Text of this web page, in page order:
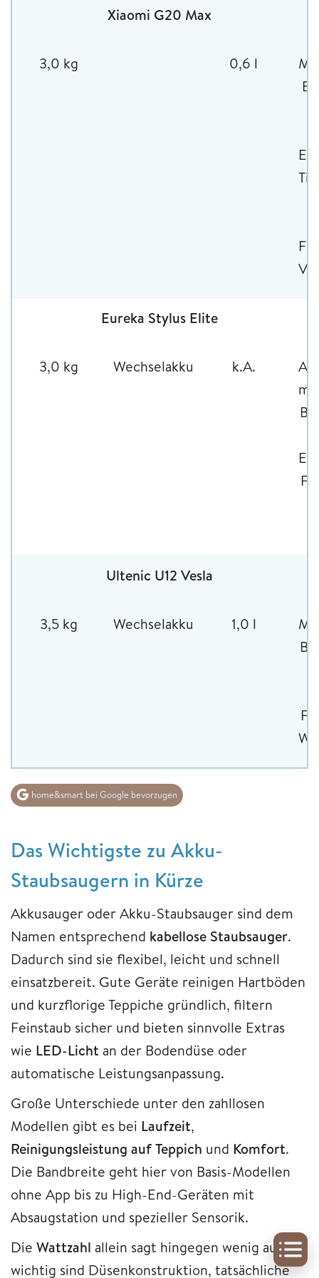
Xiaomi G20 Max
3,0 kg 0,6 l
Eureka Stylus Elite
3,0 kg Wechselakku k.A.
Ultenic U12 Vesla
3,5 kg Wechselakku 1,0 l
home&smart bei Google bevorzugen
Das Wichtigste zu Akku-
Staubsaugern in Kürze
Akkusauger oder Akku-Staubsauger sind dem
Namen entsprechend kabellose Staubsauger.
Dadurch sind sie flexibel, leicht und schnell
einsatzbereit. Gute Geräte reinigen Hartböden
und kurzflorige Teppiche gründlich, filtern
Feinstaub sicher und bieten sinnvolle Extras
wie LED-Licht an der Bodendüse oder
automatische Leistungsanpassung.
Große Unterschiede unter den zahllosen
Modellen gibt es bei Laufzeit,
Reinigungsleistung aufTeppich und Komfort.
Die Bandbreite geht hier von Basis-Modellen
ohne App bis zu High-End-Geräten mit
Absaugstation und spezieller Sensorik.
Die Wattzahl allein sagt hingegen wenig aus,
wichtig sind Düsenkonstruktion, tatsächliche